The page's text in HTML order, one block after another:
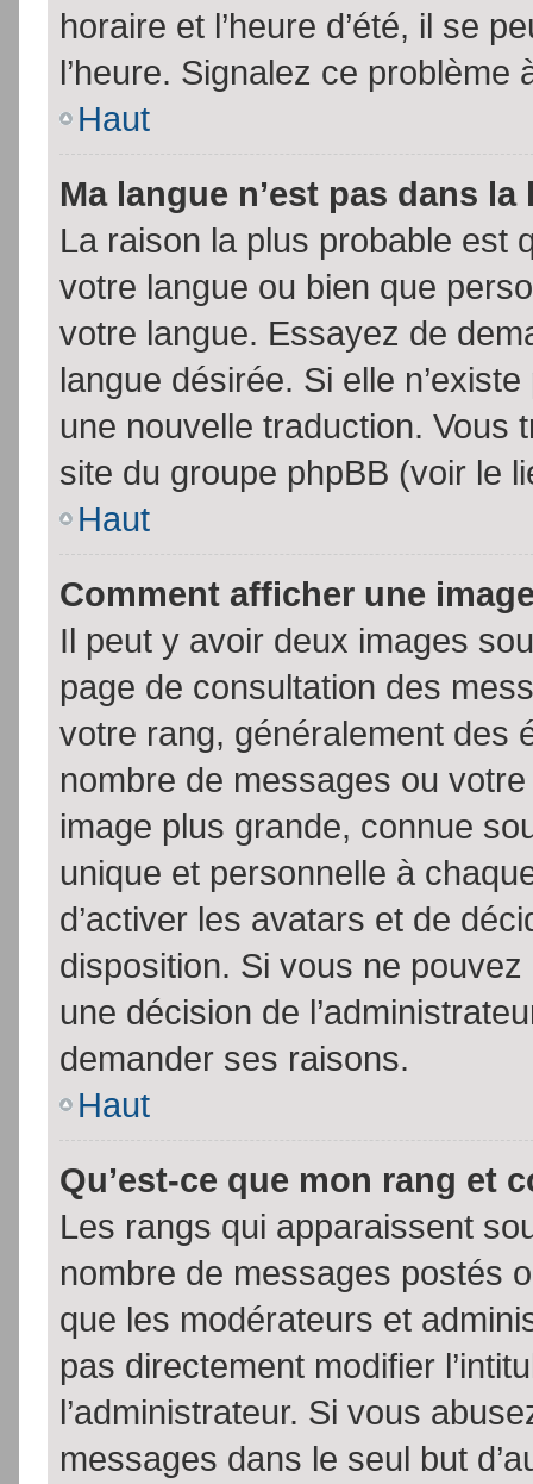
horaire et l’heure d’été, il se
l’heure. Signalez ce problème
Haut
Ma langue n’est pas dans la
La raison la plus probable est
votre langue ou bien que
votre langue. Essayez de
langue désirée. Si elle
une nouvelle traduction. Vous
site du groupe phpBB (voir le
Haut
Comment afficher une
Il peut y avoir deux images
page de consultation des
votre rang, généralement des
nombre de messages ou
image plus grande, connue
unique et personnelle à
d’activer les avatars et de
disposition. Si vous ne pouvez
une décision de
demander ses raisons.
Haut
Qu’est-ce que mon rang et
Les rangs qui apparaissent
nombre de messages postés
que les modérateurs et
pas directement modifier
l’administrateur. Si vous
messages dans le seul but